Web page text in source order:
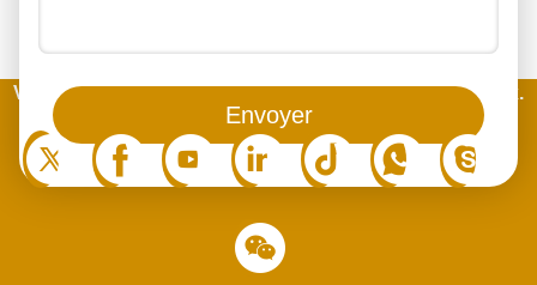
Envoyer
Vous pouvez aussi nous suivre sur les réseaux sociaux.